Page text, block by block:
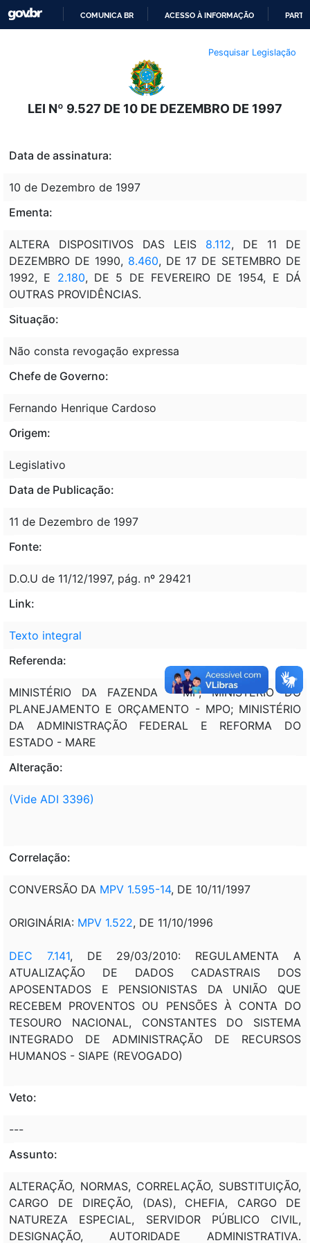
O
CONTEÚDO
COMUNICA BR ACESSO À INFORMAÇÃO
Pesquisar Legislação
LEI Nº 9.527 DE 10 DE DEZEMBRO DE 1997
Data de assinatura:
10 de Dezembro de 1997
Ementa:
ALTERA DISPOSITIVOS DAS LEIS 8.112, DE 11 DE
DEZEMBRO DE 1990, 8.460, DE 17 DE SETEMBRO DE
1992, E 2.180, DE 5 DE FEVEREIRO DE 1954, E DÁ
OUTRAS PROVIDÊNCIAS.
Situação:
Não consta revogação expressa
Chefe de Governo:
Fernando Henrique Cardoso
Origem:
Legislativo
Data de Publicação:
11 de Dezembro de 1997
Fonte:
D.O.U de 11/12/1997, pág. nº 29421
Link:
Texto integral
Referenda:
MINISTÉRIO DA FAZENDA - MF; MINISTÉRIO DO
PLANEJAMENTO E ORÇAMENTO - MPO; MINISTÉRIO
DA ADMINISTRAÇÃO FEDERAL E REFORMA DO
ESTADO - MARE
Alteração:
(Vide ADI 3396)
Correlação:
CONVERSÃO DA MPV 1.595-14, DE 10/11/1997
ORIGINÁRIA: MPV 1.522, DE 11/10/1996
DEC 7.141, DE 29/03/2010: REGULAMENTA A
ATUALIZAÇÃO DE DADOS CADASTRAIS DOS
APOSENTADOS E PENSIONISTAS DA UNIÃO QUE
RECEBEM PROVENTOS OU PENSÕES À CONTA DO
TESOURO NACIONAL, CONSTANTES DO SISTEMA
INTEGRADO DE ADMINISTRAÇÃO DE RECURSOS
HUMANOS - SIAPE (REVOGADO)
Veto:
---
Assunto:
ALTERAÇÃO, NORMAS, CORRELAÇÃO, SUBSTITUIÇÃO,
CARGO DE DIREÇÃO, (DAS), CHEFIA, CARGO DE
NATUREZA ESPECIAL, SERVIDOR PÚBLICO CIVIL,
DESIGNAÇÃO, AUTORIDADE ADMINISTRATIVA.